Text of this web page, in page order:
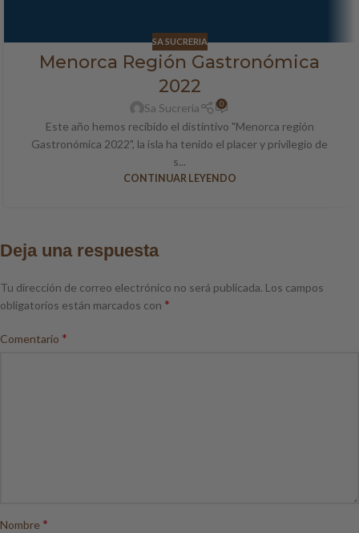
SA SUCRERIA
Menorca Región Gastronómica
2022
Sa Sucreria 0
Este año hemos recibido el distintivo "Menorca región
Gastronómica 2022", la isla ha tenido el placer y privilegio de
s...
CONTINUAR LEYENDO
Deja una respuesta
Tu dirección de correo electrónico no será publicada. Los campos
obligatorios están marcados con *
Comentario *
Nombre *